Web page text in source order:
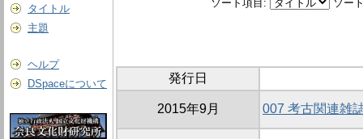
タイトル
主題
ヘルプ
DSpaceについて
ソート項目: ソー
発行日
2015年9月 007 考古関連雑